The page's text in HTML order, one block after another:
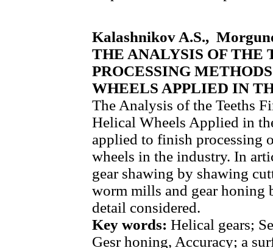
Kalashnikov A.S.,
THE ANALYSIS OF THE
PROCESSING
WHEELS APPLIED IN
The Analysis of the Teeths
Helical Wheels Applied in
applied to finish processing
wheels in the industry. In
gear shawing by shawing
worm mills and gear honing
detail considered.
Key words: Helical gears;
Gesr honing, Accuracy; a